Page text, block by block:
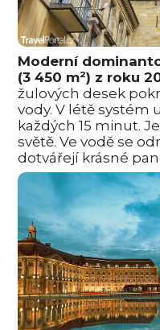
Moderní
(3 450 m²) z roku
žulových desek
vody. V létě systém
každých 15 minut.
světě. Ve vodě se
dotvářejí krásné